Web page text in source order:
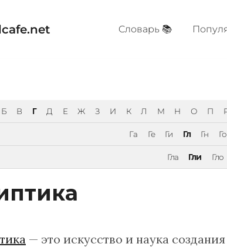
Cловарь 📚
Б В Г Д Е Ж З И К Л М Н О П
Га Ге Ги Гл Гн Го
Гла Гли Гло
— это искусство и наука